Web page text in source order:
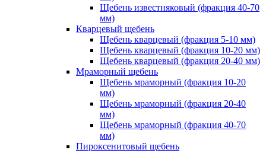
Щебень известняковый (фракция 40-70
мм)
Кварцевый щебень
Щебень кварцевый (фракция 5-10 мм)
Щебень кварцевый (фракция 10-20 мм)
Щебень кварцевый (фракция 20-40 мм)
Мраморный щебень
Щебень мраморный (фракция 10-20
мм)
Щебень мраморный (фракция 20-40
мм)
Щебень мраморный (фракция 40-70
мм)
Пироксенитовый щебень